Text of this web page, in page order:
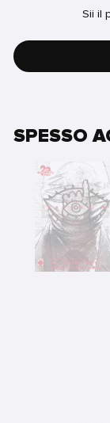
Sii il
SPESSO